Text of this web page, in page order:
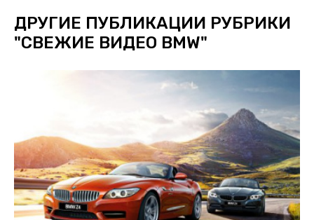
ДРУГИЕ ПУБЛИКАЦИИ РУБРИКИ
"СВЕЖИЕ ВИДЕО BMW"